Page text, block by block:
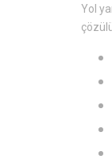
Yol